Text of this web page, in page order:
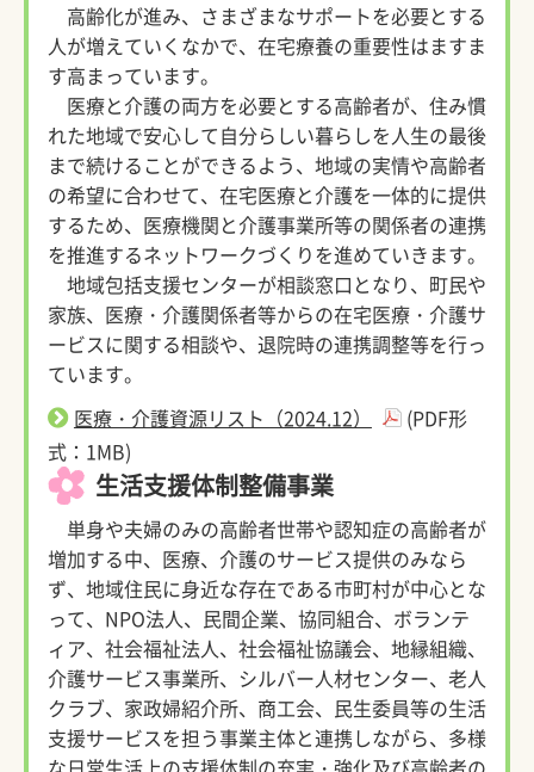
高齢化が進み、さまざまなサポートを必要とする
人が増えていくなかで、在宅療養の重要性はますま
す高まっています。
医療と介護の両方を必要とする高齢者が、住み慣
れた地域で安心して自分らしい暮らしを人生の最後
まで続けることができるよう、地域の実情や高齢者
の希望に合わせて、在宅医療と介護を一体的に提供
するため、医療機関と介護事業所等の関係者の連携
を推進するネットワークづくりを進めていきます。
地域包括支援センターが相談窓口となり、町民や
家族、医療・介護関係者等からの在宅医療・介護サ
ービスに関する相談や、退院時の連携調整等を行っ
ています。
医療・介護資源リスト（2024.12）
(PDF形
式：1MB)
生活支援体制整備事業
単身や夫婦のみの高齢者世帯や認知症の高齢者が
増加する中、医療、介護のサービス提供のみなら
ず、地域住民に身近な存在である市町村が中心とな
って、NPO法人、民間企業、協同組合、ボランテ
ィア、社会福祉法人、社会福祉協議会、地縁組織、
介護サービス事業所、シルバー人材センター、老人
クラブ、家政婦紹介所、商工会、民生委員等の生活
支援サービスを担う事業主体と連携しながら、多様